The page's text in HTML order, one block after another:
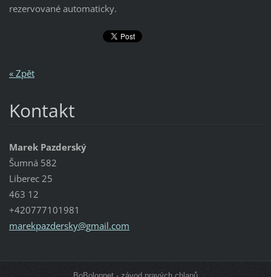
rezervované automaticky.
« Zpět
Kontakt
Marek Pazderský
Šumná 582
Liberec 25
463 12
+420777101981
marekpazdersky@gmail.com